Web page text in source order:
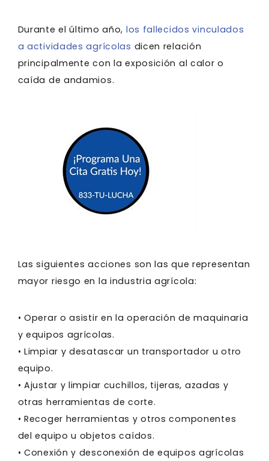
Durante el último año, los fallecidos vinculados
a actividades agrícolas dicen relación
principalmente con la exposición al calor o
caída de andamios.
Las siguientes acciones son las que representan
mayor riesgo en la industria agrícola:
• Operar o asistir en la operación de maquinaria
y equipos agrícolas.
• Limpiar y desatascar un transportador u otro
equipo.
• Ajustar y limpiar cuchillos, tijeras, azadas y
otras herramientas de corte.
• Recoger herramientas y otros componentes
del equipo u objetos caídos.
• Conexión y desconexión de equipos agrícolas